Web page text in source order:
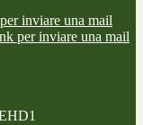
inviare una mail
per inviare una mail